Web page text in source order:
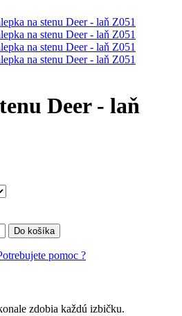
Deer - laň
Do košíka
pomoc ?
zdobia každú izbičku.